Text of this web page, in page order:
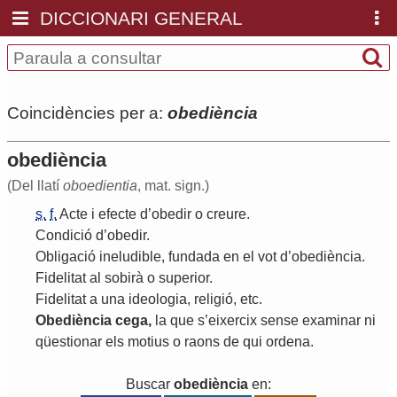
DICCIONARI GENERAL
Coincidències per a: obediència
obediència
(Del llatí oboedientia, mat. sign.)
s. f. Acte i efecte d’obedir o creure.
Condició d’obedir.
Obligació ineludible, fundada en el vot d’obediència.
Fidelitat al sobirà o superior.
Fidelitat a una ideologia, religió, etc.
Obediència cega, la que s’eixercix sense examinar ni
qüestionar els motius o raons de qui ordena.
Buscar obediència en: